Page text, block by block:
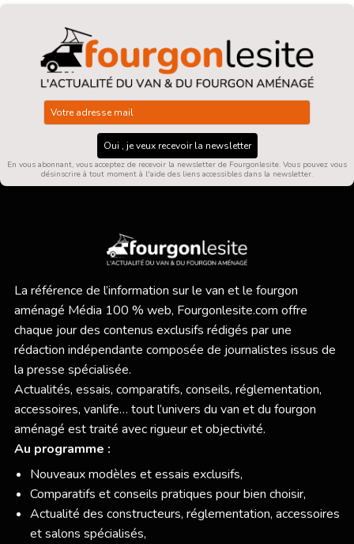
Oui , je veux recevoir la newsletter
En vous abonnant, vous acceptez de recevoir la newsletter de Fourgonlesite. Vous pouvez vous
désinscrire à tout moment à l'aide des liens accessibles dans la newsletter.
La référence de l’information sur le van et le fourgon
aménagé Média 100 % web, Fourgonlesite.com offre
chaque jour des contenus exclusifs rédigés par une
rédaction indépendante composée de journalistes issus de
la presse spécialisée.
Actualités, essais, comparatifs, conseils, réglementation,
accessoires, vanlife… tout l’univers du van et du fourgon
aménagé est traité avec rigueur et objectivité.
Au programme :
Nouveaux modèles et essais exclusifs,
Comparatifs et conseils pratiques pour bien choisir,
Actualité des constructeurs, réglementation, accessoires
et salons spécialisés,